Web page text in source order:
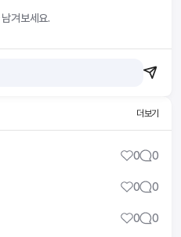
겨보세요.
더보기
0 0
0 0
0 0